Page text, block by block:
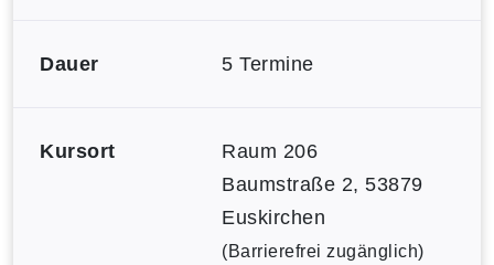
Dauer 5 Termine
Kursort
Raum 206
Baumstraße 2, 53879
Euskirchen
(Barrierefrei zugänglich)